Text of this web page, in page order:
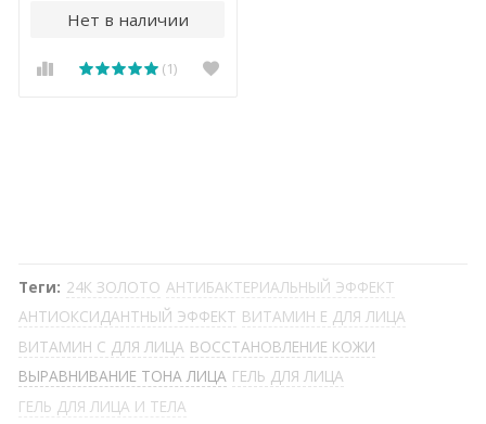
Нет в наличии
(1)
Теги: 24К ЗОЛОТО АНТИБАКТЕРИАЛЬНЫЙ ЭФФЕКТ
АНТИОКСИДАНТНЫЙ ЭФФЕКТ ВИТАМИН Е ДЛЯ ЛИЦА
ВИТАМИН С ДЛЯ ЛИЦА ВОССТАНОВЛЕНИЕ КОЖИ
ВЫРАВНИВАНИЕ ТОНА ЛИЦА ГЕЛЬ ДЛЯ ЛИЦА
ГЕЛЬ ДЛЯ ЛИЦА И ТЕЛА